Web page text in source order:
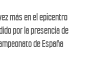
más en el epicentro
por la presencia de
de España